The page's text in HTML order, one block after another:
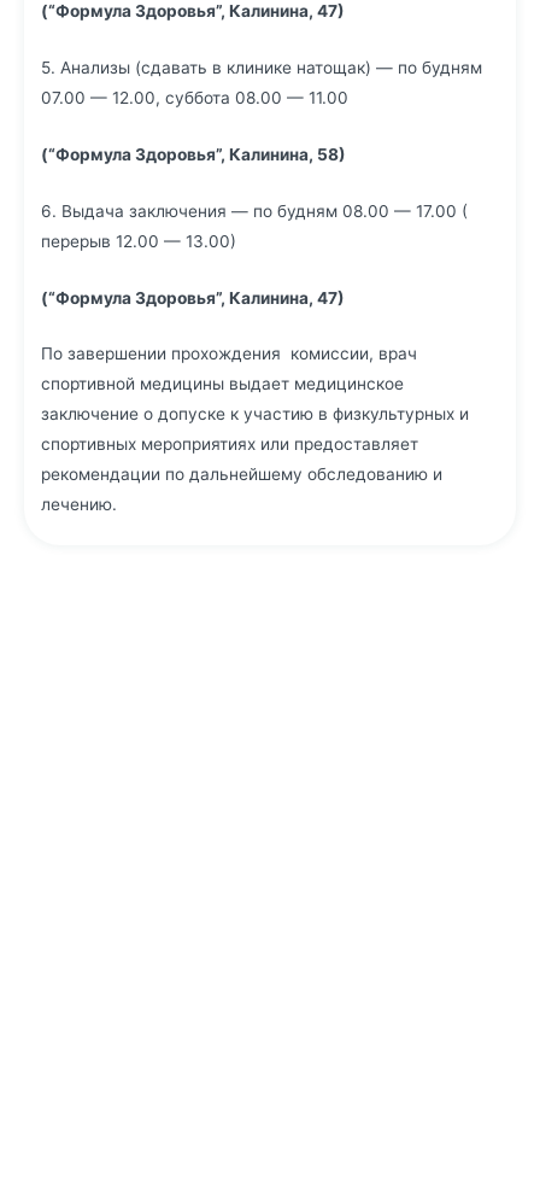
(“Формула Здоровья”, Калинина, 47)
5. Анализы (сдавать в клинике натощак) — по будням
07.00 — 12.00, суббота 08.00 — 11.00
(“Формула Здоровья”, Калинина, 58)
6. Выдача заключения — по будням 08.00 — 17.00 (
перерыв 12.00 — 13.00)
(“Формула Здоровья”, Калинина, 47)
По завершении прохождения комиссии, врач
спортивной медицины выдает медицинское
заключение о допуске к участию в физкультурных и
спортивных мероприятиях или предоставляет
рекомендации по дальнейшему обследованию и
лечению.